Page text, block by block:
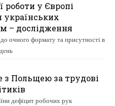
роботи у Європі
– дослідження
очного формату та присутності в
з Польщею за трудові
дефіцит робочих рук